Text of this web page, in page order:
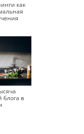
как
блога в